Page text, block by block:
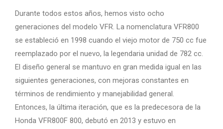
Durante todos estos años, hemos visto ocho
generaciones del modelo VFR. La nomenclatura VFR800
se estableció en 1998 cuando el viejo motor de 750 cc fue
reemplazado por el nuevo, la legendaria unidad de 782 cc.
El diseño general se mantuvo en gran medida igual en las
siguientes generaciones, con mejoras constantes en
términos de rendimiento y manejabilidad general.
Entonces, la última iteración, que es la predecesora de la
Honda VFR800F 800, debutó en 2013 y estuvo en